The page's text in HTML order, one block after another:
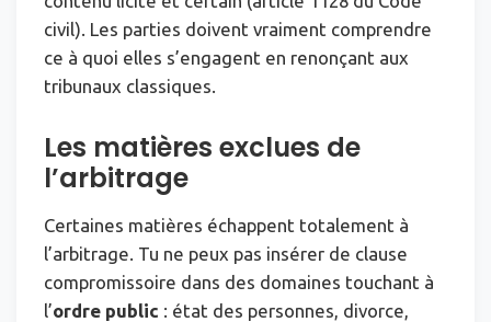
civil). Les parties doivent vraiment comprendre
ce à quoi elles s’engagent en renonçant aux
tribunaux classiques.
Les matières exclues de
l’arbitrage
Certaines matières échappent totalement à
l’arbitrage. Tu ne peux pas insérer de clause
compromissoire dans des domaines touchant à
l’ordre public : état des personnes, divorce,